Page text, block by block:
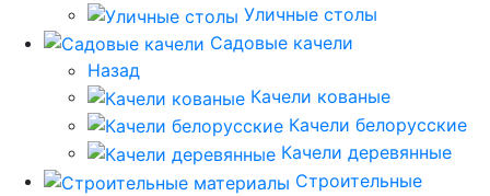
Уличные столы
Садовые качели
Назад
Качели кованые
Качели белорусские
Качели деревянные
Строительные